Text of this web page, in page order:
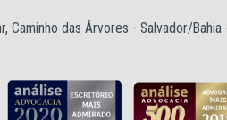
Caminho das Árvores - Salvador/